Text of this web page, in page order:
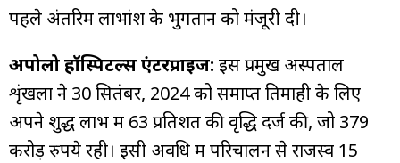
पहले अंतरिम लाभांश के भुगतान को मंजूरी दी।
अपोलो हॉस्पिटल्स एंटरप्राइज: इस प्रमुख अस्पताल
शृंखला ने 30 सितंबर, 2024 को समाप्त तिमाही के लिए
अपने शुद्ध लाभ में 63 प्रतिशत की वृद्धि दर्ज की, जो 379
करोड़ रुपये रही। इसी अवधि में परिचालन से राजस्व 15